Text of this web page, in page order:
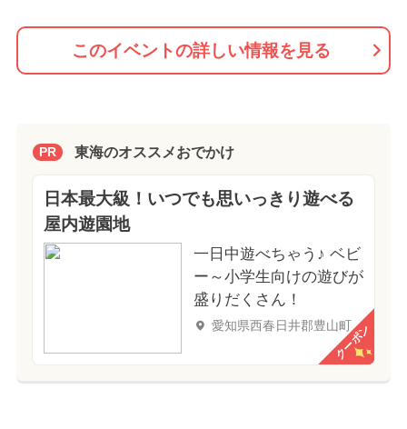
このイベントの詳しい情報を見る
PR 東海のオススメおでかけ
日本最大級！いつでも思いっきり遊べる
屋内遊園地
一日中遊べちゃう♪ ベビ
ー～小学生向けの遊びが
盛りだくさん！
愛知県西春日井郡豊山町クーポン